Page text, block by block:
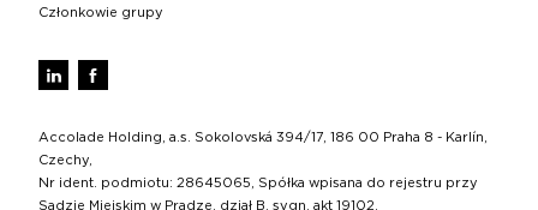
Członkowie grupy
Accolade Holding, a.s. Sokolovská 394/17, 186 00 Praha 8 - Karlín,
Czechy,
Nr ident. podmiotu: 28645065, Spółka wpisana do rejestru przy
Sądzie Miejskim w Pradze, dział B, sygn. akt 19102.